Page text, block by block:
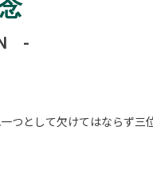
-
として欠けてはならず三